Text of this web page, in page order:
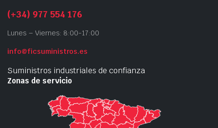
(+34) 977 554 176
Lunes – Viernes: 8:00-17:00
info@ficsuministros.es
Suministros industriales de confianza
Zonas de servicio